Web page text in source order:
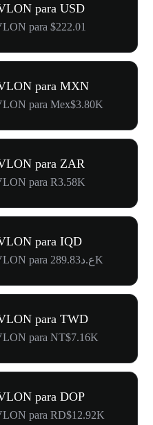
para USD
para $222.01
para MXN
para Mex$3.80K
para ZAR
para R3.58K
para IQD
Conversão de 1 MRVLON para ع.د289.83K
para TWD
para NT$7.16K
para DOP
para RD$12.92K